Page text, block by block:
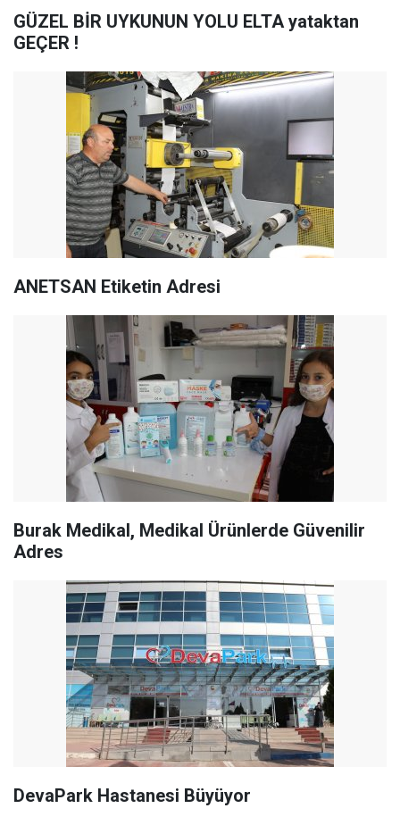
GÜZEL BİR UYKUNUN YOLU ELTA yataktan
GEÇER !
ANETSAN Etiketin Adresi
Burak Medikal, Medikal Ürünlerde Güvenilir
Adres
DevaPark Hastanesi Büyüyor